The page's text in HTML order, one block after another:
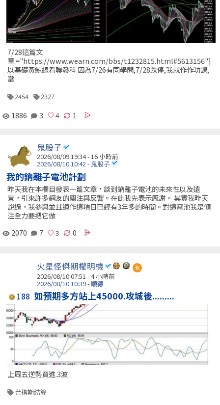
7/28這篇文
章:="https://www.wearn.com/bbs/t1232815.html#5613156"]
以基礎黃鯨線看聯發科 因為7/26有同學問,7/28跌停,我就作作功課,
當
2454 2327
1886 3 1
鬼股子
2026/08/09 19:34 -16 小時前
2026/08/10 10:42 - 鬼股子
我的鈉離子電池計劃
昨天我在本欄目發表一篇文章，談到鈉離子電池的未來性以及遠
景，引來許多網友的關注與反響。在此我先表示感謝。 其實我昨天
說過，我參與並且運作這項目已經有3年多的時間。對這電池我是傾
注全力要把它做
2070
7 0
火星怪傑期權明機 包
2026/08/10 07:51 -4 小時前
2026/08/10 10:39 - 順德
188 如預期多方站上45000.攻城後.........
上周五逆勢買進.3波
台指期結算